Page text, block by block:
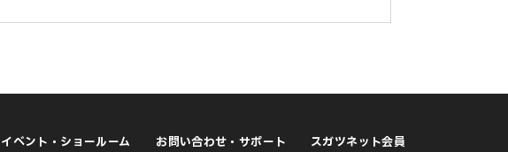
イベント・ショールーム お問い合わせ・サポート スガツネット会員